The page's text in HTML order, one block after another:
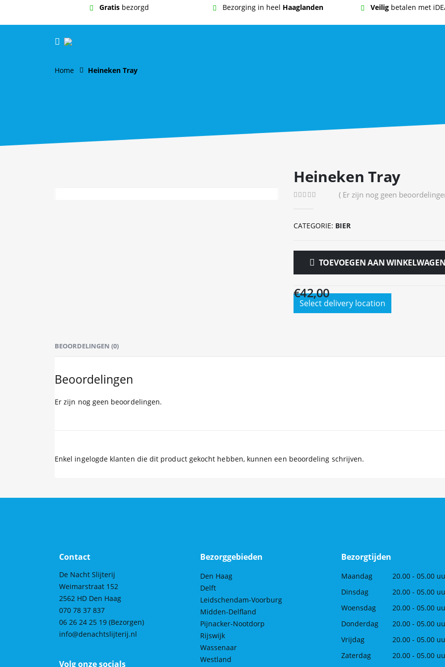
Gratisbezorgd Bezorging in heel Haaglanden Veilig betalen met
Home Heineken Tray
Heineken Tray
( Er zijn nog geen
€42,00
CATEGORIE: BIER
TOEVOEGEN AAN
Select delivery location
BEOORDELINGEN (0)
Beoordelingen
Er zijn nog geen beoordelingen.
Enkel ingelogde klanten die dit product gekocht hebben, kunnen een beoordeling schrijven.
Contact
De Nacht Slijterij
Weimarstraat 152
2562 HD Den Haag
070 78 37 837
06 26 24 25 19 (Bezorgen)
info@denachtslijterij.nl
Volg onze socials
Bezorggebieden
Den Haag
Delft
Leidschendam-Voorburg
Midden-Delfland
Pijnacker-Nootdorp
Rijswijk
Wassenaar
Westland
Bezorgtijden
Maandag
20.00 - 05.00
Dinsdag
20.00 - 05.00
Woensdag
20.00 - 05.00
Donderdag
20.00 - 05.00
Vrijdag
20.00 - 05.00
Zaterdag
20.00 - 05.00